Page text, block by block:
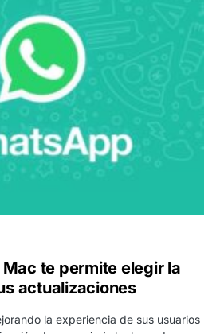
te permite elegir la
actualizaciones
la experiencia de sus usuarios